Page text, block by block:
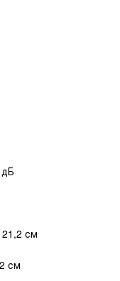
21,2 см
см